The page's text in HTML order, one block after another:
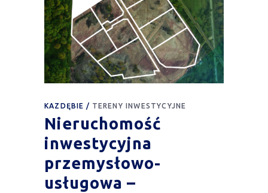
KAZDĘBIE TERENY INWESTYCYJNE
Nieruchomość
inwestycyjna
przemysłowo-
usługowa –